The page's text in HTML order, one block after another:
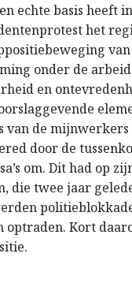
echte basis heeft
het
onder de
en
van de
door de
om. Dit had op
die twee jaar
Kort